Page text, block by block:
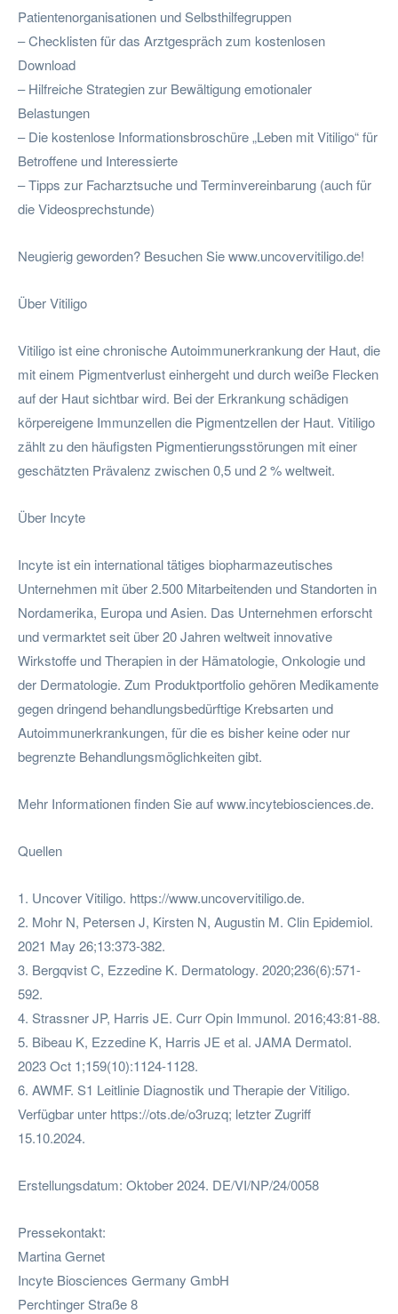
Patientenorganisationen und Selbsthilfegruppen
– Checklisten für das Arztgespräch zum kostenlosen
Download
– Hilfreiche Strategien zur Bewältigung emotionaler
Belastungen
– Die kostenlose Informationsbroschüre „Leben mit Vitiligo“ für
Betroffene und Interessierte
– Tipps zur Facharztsuche und Terminvereinbarung (auch für
die Videosprechstunde)
Neugierig geworden? Besuchen Sie www.uncovervitiligo.de!
Über Vitiligo
Vitiligo ist eine chronische Autoimmunerkrankung der Haut, die
mit einem Pigmentverlust einhergeht und durch weiße Flecken
auf der Haut sichtbar wird. Bei der Erkrankung schädigen
körpereigene Immunzellen die Pigmentzellen der Haut. Vitiligo
zählt zu den häufigsten Pigmentierungsstörungen mit einer
geschätzten Prävalenz zwischen 0,5 und 2 % weltweit.
Über Incyte
Incyte ist ein international tätiges biopharmazeutisches
Unternehmen mit über 2.500 Mitarbeitenden und Standorten in
Nordamerika, Europa und Asien. Das Unternehmen erforscht
und vermarktet seit über 20 Jahren weltweit innovative
Wirkstoffe und Therapien in der Hämatologie, Onkologie und
der Dermatologie. Zum Produktportfolio gehören Medikamente
gegen dringend behandlungsbedürftige Krebsarten und
Autoimmunerkrankungen, für die es bisher keine oder nur
begrenzte Behandlungsmöglichkeiten gibt.
Mehr Informationen finden Sie auf www.incytebiosciences.de.
Quellen
1. Uncover Vitiligo. https://www.uncovervitiligo.de.
2. Mohr N, Petersen J, Kirsten N, Augustin M. Clin Epidemiol.
2021 May 26;13:373-382.
3. Bergqvist C, Ezzedine K. Dermatology. 2020;236(6):571-
592.
4. Strassner JP, Harris JE. Curr Opin Immunol. 2016;43:81-88.
5. Bibeau K, Ezzedine K, Harris JE et al. JAMA Dermatol.
2023 Oct 1;159(10):1124-1128.
6. AWMF. S1 Leitlinie Diagnostik und Therapie der Vitiligo.
Verfügbar unter https://ots.de/o3ruzq; letzter Zugriff
15.10.2024.
Erstellungsdatum: Oktober 2024. DE/VI/NP/24/0058
Pressekontakt:
Martina Gernet
Incyte Biosciences Germany GmbH
Perchtinger Straße 8